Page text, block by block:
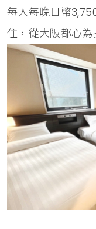
每人每晚日幣
住，從大阪都心為